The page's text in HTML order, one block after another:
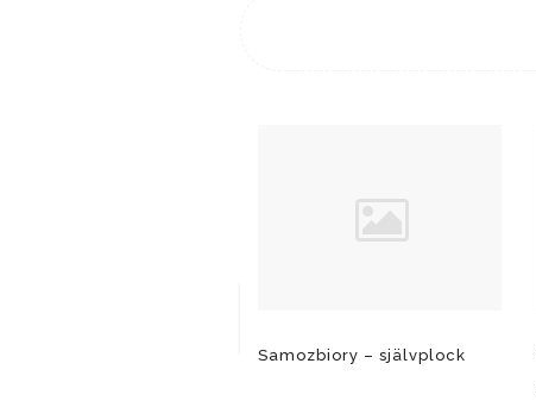
Samozbiory – självplock